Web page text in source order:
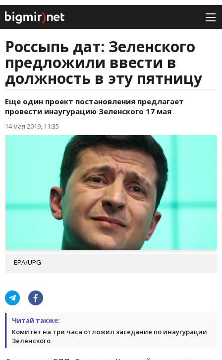
Россыпь дат: Зеленского
предложили ввести в
должность в эту пятницу
Еще один проект постановления предлагает
провести инаугурацию Зеленского 17 мая
14 мая 2019, 11:35
EPA/UPG
Читай также:
Комитет на три часа отложил заседание по инаугурации
Зеленского